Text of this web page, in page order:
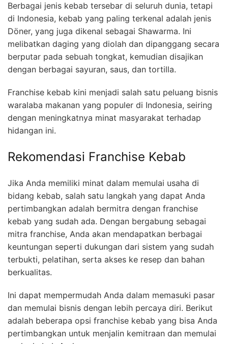
Berbagai jenis kebab tersebar di seluruh dunia, tetapi
di Indonesia, kebab yang paling terkenal adalah jenis
Döner, yang juga dikenal sebagai Shawarma. Ini
melibatkan daging yang diolah dan dipanggang secara
berputar pada sebuah tongkat, kemudian disajikan
dengan berbagai sayuran, saus, dan tortilla.
Franchise kebab kini menjadi salah satu peluang bisnis
waralaba makanan yang populer di Indonesia, seiring
dengan meningkatnya minat masyarakat terhadap
hidangan ini.
Rekomendasi Franchise Kebab
Jika Anda memiliki minat dalam memulai usaha di
bidang kebab, salah satu langkah yang dapat Anda
pertimbangkan adalah bermitra dengan franchise
kebab yang sudah ada. Dengan bergabung sebagai
mitra franchise, Anda akan mendapatkan berbagai
keuntungan seperti dukungan dari sistem yang sudah
terbukti, pelatihan, serta akses ke resep dan bahan
berkualitas.
Ini dapat mempermudah Anda dalam memasuki pasar
dan memulai bisnis dengan lebih percaya diri. Berikut
adalah beberapa opsi franchise kebab yang bisa Anda
pertimbangkan untuk menjalin kemitraan dan memulai